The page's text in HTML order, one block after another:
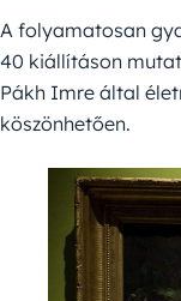
A folyamatosan
40 kiállításon
Pákh Imre által
köszönhetően.